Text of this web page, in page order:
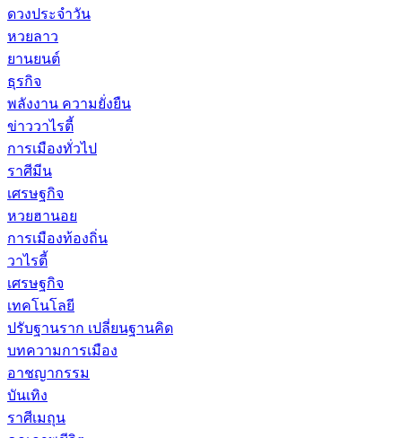
ดวงประจำวัน
หวยลาว
ยานยนต์
ธุรกิจ
พลังงาน ความยั่งยืน
ข่าววาไรตี้
การเมืองทั่วไป
ราศีมีน
เศรษฐกิจ
หวยฮานอย
การเมืองท้องถิ่น
วาไรตี้
เศรษฐกิจ
เทคโนโลยี
ปรับฐานราก เปลี่ยนฐานคิด
บทความการเมือง
อาชญากรรม
บันเทิง
ราศีเมถุน